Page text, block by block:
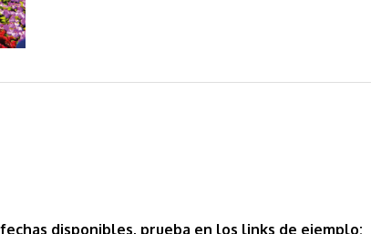
disponibles, prueba en los links de ejemplo: